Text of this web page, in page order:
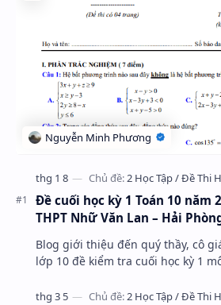
Đề cuối học kỳ 1 Toán 10 năm
THPT Nhữ Văn Lan – Hải
Blog giới thiệu đến quý thầy, cô
lớp 10 đề kiểm tra cuối học kỳ 1